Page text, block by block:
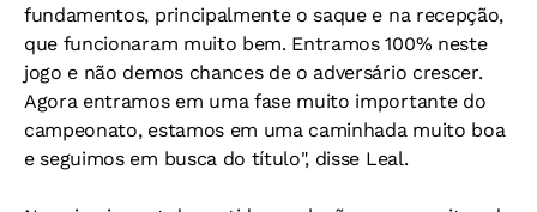
fundamentos, principalmente o saque e na recepção,
que funcionaram muito bem. Entramos 100% neste
jogo e não demos chances de o adversário crescer.
Agora entramos em uma fase muito importante do
campeonato, estamos em uma caminhada muito boa
e seguimos em busca do título", disse Leal.